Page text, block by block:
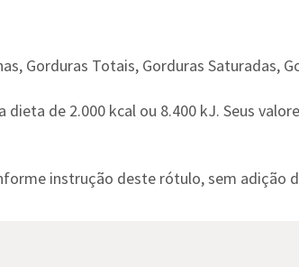
Gorduras Totais, Gorduras Saturadas,
de 2.000 kcal ou 8.400 kJ. Seus
instrução deste rótulo, sem adição